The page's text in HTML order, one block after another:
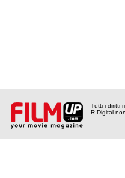
Tutti i diritti
R Digital